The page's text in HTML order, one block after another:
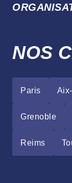
NOS
Paris
Grenoble
Reims